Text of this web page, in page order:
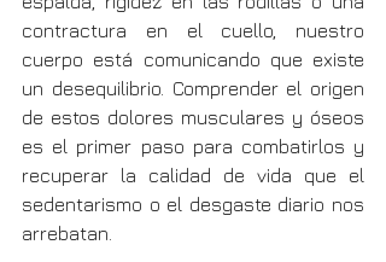
contractura en el cuello, nuestro
cuerpo está comunicando que existe
un desequilibrio. Comprender el origen
de estos dolores musculares y óseos
es el primer paso para combatirlos y
recuperar la calidad de vida que el
sedentarismo o el desgaste diario nos
arrebatan.